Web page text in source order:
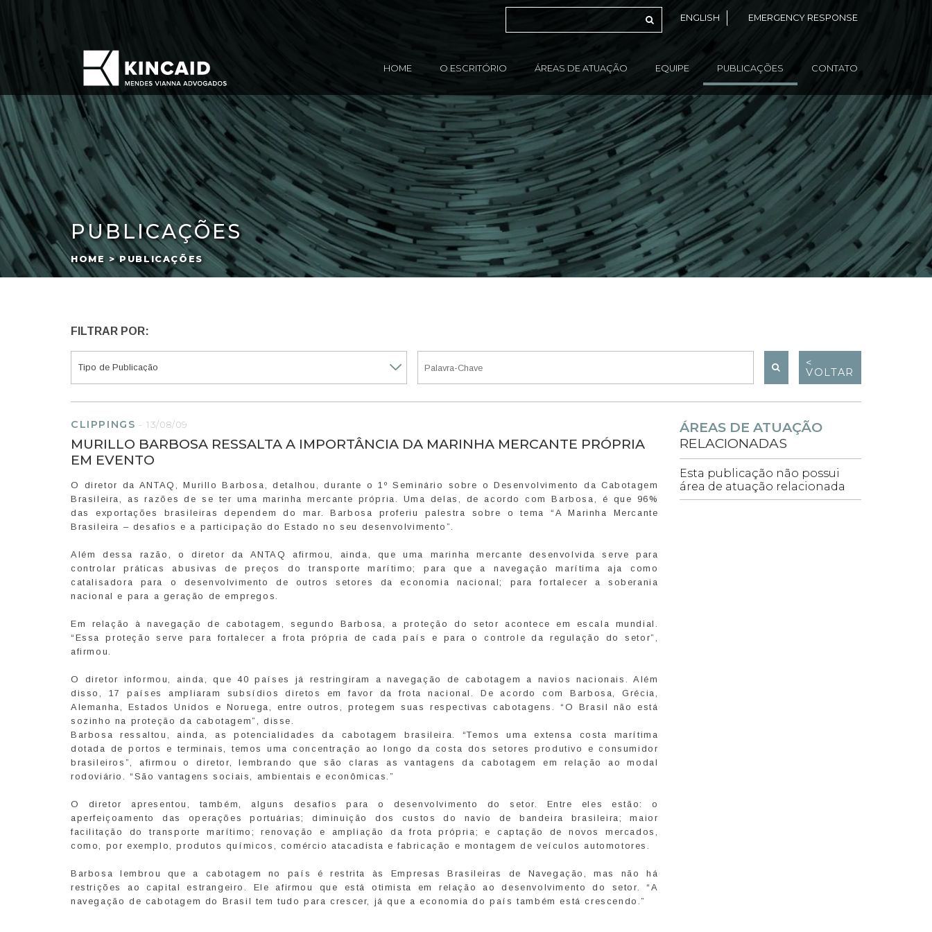
ENGLISH EMERGENCY RESPONSE
HOME O ESCRITÓRIO ÁREAS DE ATUAÇÃO EQUIPE PUBLICAÇÕES CONTATO
PUBLICAÇÕES
HOME > PUBLICAÇÕES
FILTRAR POR:
<
VOLTAR
CLIPPINGS -13/08/09
MURILLO BARBOSA RESSALTA A IMPORTÂNCIA DA MARINHA MERCANTE PRÓPRIA
EM EVENTO
O diretor da ANTAQ, Murillo Barbosa, detalhou, durante o 1º Seminário sobre o Desenvolvimento da Cabotagem
Brasileira, as razões de se ter uma marinha mercante própria. Uma delas, de acordo com Barbosa, é que 96%
das exportações brasileiras dependem do mar. Barbosa proferiu palestra sobre o tema “A Marinha Mercante
Brasileira – desafios e a participação do Estado no seu desenvolvimento”.
Além dessa razão, o diretor da ANTAQ afirmou, ainda, que uma marinha mercante desenvolvida serve para
controlar práticas abusivas de preços do transporte marítimo; para que a navegação marítima aja como
catalisadora para o desenvolvimento de outros setores da economia nacional; para fortalecer a soberania
nacional e para a geração de empregos.
Em relação à navegação de cabotagem, segundo Barbosa, a proteção do setor acontece em escala mundial.
“Essa proteção serve para fortalecer a frota própria de cada país e para o controle da regulação do setor”,
afirmou.
O diretor informou, ainda, que 40 países já restringiram a navegação de cabotagem a navios nacionais. Além
disso, 17 países ampliaram subsídios diretos em favor da frota nacional. De acordo com Barbosa, Grécia,
Alemanha, Estados Unidos e Noruega, entre outros, protegem suas respectivas cabotagens. “O Brasil não está
sozinho na proteção da cabotagem”, disse.
Barbosa ressaltou, ainda, as potencialidades da cabotagem brasileira. “Temos uma extensa costa marítima
dotada de portos e terminais, temos uma concentração ao longo da costa dos setores produtivo e consumidor
brasileiros”, afirmou o diretor, lembrando que são claras as vantagens da cabotagem em relação ao modal
rodoviário. “São vantagens sociais, ambientais e econômicas.”
O diretor apresentou, também, alguns desafios para o desenvolvimento do setor. Entre eles estão: o
aperfeiçoamento das operações portuárias; diminuição dos custos do navio de bandeira brasileira; maior
facilitação do transporte marítimo; renovação e ampliação da frota própria; e captação de novos mercados,
como, por exemplo, produtos químicos, comércio atacadista e fabricação e montagem de veículos automotores.
Barbosa lembrou que a cabotagem no país é restrita às Empresas Brasileiras de Navegação, mas não há
restrições ao capital estrangeiro. Ele afirmou que está otimista em relação ao desenvolvimento do setor. “A
navegação de cabotagem do Brasil tem tudo para crescer, já que a economia do país também está crescendo.”
ÁREAS DE ATUAÇÃO
RELACIONADAS
Esta publicação não possui
área de atuação relacionada